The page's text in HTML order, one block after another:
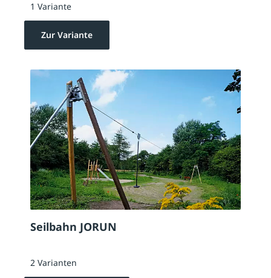
1 Variante
Zur Variante
Seilbahn JORUN
2 Varianten